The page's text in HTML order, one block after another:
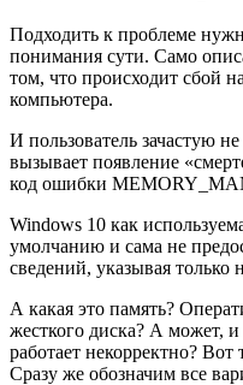
Подходить к проблеме
понимания сути. Само
том, что происходит сбой
компьютера.
И пользователь зачастую
вызывает появление
код ошибки
Windows 10 как
умолчанию и сама не
сведений, указывая только
А какая это память?
жесткого диска? А может,
работает некорректно? Вот
Сразу же обозначим все